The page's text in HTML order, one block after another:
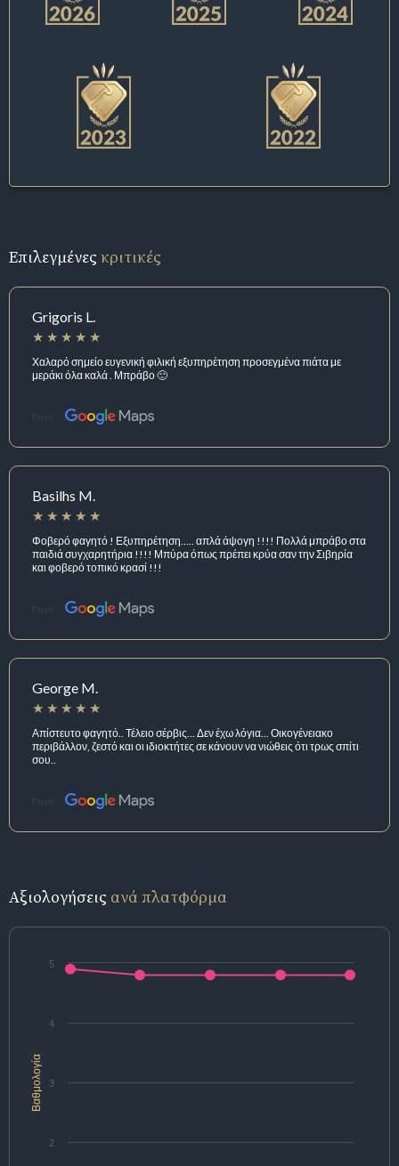
Επιλεγμένεςκριτικές
Grigoris L.
Χαλαρό σημείο ευγενική φιλική εξυπηρέτηση προσεγμένα πιάτα με
μεράκι όλα καλά . Μπράβο 🙂
Πηγή:
Basilhs M.
Φοβερό φαγητό ! Εξυπηρέτηση….. απλά άψογη !!!! Πολλά μπράβο στα
παιδιά συγχαρητήρια !!!! Μπύρα όπως πρέπει κρύα σαν την Σιβηρία
και φοβερό τοπικό κρασί !!!
Πηγή:
George M.
Απίστευτο φαγητό.. Τέλειο σέρβις... Δεν έχω λόγια... Οικογένειακο
περιβάλλον, ζεστό και οι ιδιοκτήτες σε κάνουν να νιώθεις ότι τρως σπίτι
σου..
Πηγή:
Αξιολογήσεις ανά πλατφόρμα
Βαθμολογία
2
3
4
5